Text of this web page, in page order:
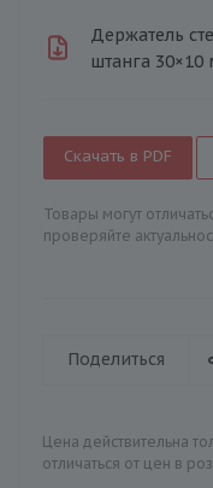
Держатель
штанга
Скачать в PDF
Товары могут
проверяйте
Поделиться
Цена действительна
отличаться от цен в